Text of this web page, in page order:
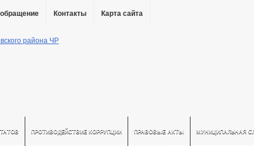
Контакты Карта сайта
ПРОТИВОДЕЙСТВИЕ КОРРУПЦИИ ПРАВОВЫЕ АКТЫ МУНИЦИПАЛЬНАЯ